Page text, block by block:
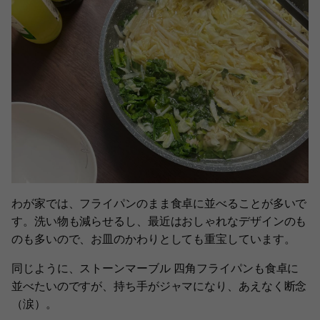
わが家では、フライパンのまま食卓に並べることが多いで
す。洗い物も減らせるし、最近はおしゃれなデザインのも
のも多いので、お皿のかわりとしても重宝しています。
同じように、ストーンマーブル 四角フライパンも食卓に
並べたいのですが、持ち手がジャマになり、あえなく断念
（涙）。